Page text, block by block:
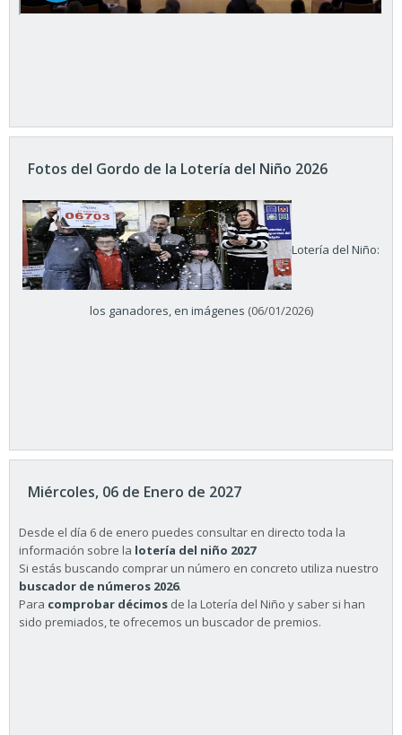
Fotos del Gordo de la Lotería del Niño 2026
Lotería del Niño:
los ganadores, en imágenes (06/01/2026)
Miércoles, 06 de Enero de 2027
Desde el día 6 de enero puedes consultar en directo toda la
información sobre la lotería del niño 2027
Si estás buscando comprar un número en concreto utiliza nuestro
buscador de números 2026.
Para comprobar décimos de la Lotería del Niño y saber si han
sido premiados, te ofrecemos un buscador de premios.